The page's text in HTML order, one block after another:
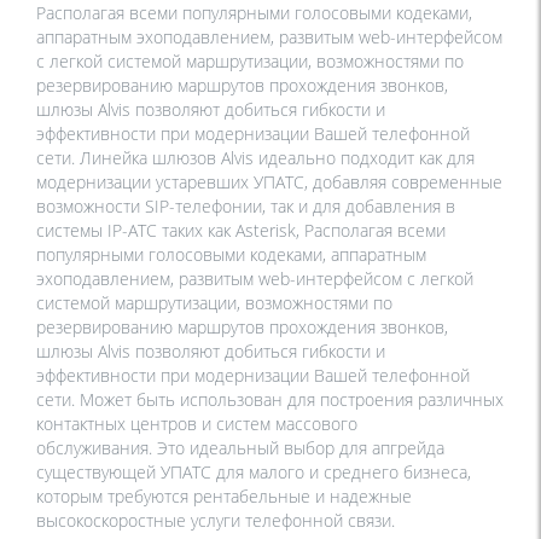
Располагая всеми популярными голосовыми кодеками,
аппаратным эхоподавлением, развитым web-интерфейсом
с легкой системой маршрутизации, возможностями по
резервированию маршрутов прохождения звонков,
шлюзы Alvis позволяют добиться гибкости и
эффективности при модернизации Вашей телефонной
сети. Линейка шлюзов Alvis идеально подходит как для
модернизации устаревших УПАТС, добавляя современные
возможности SIP-телефонии, так и для добавления в
системы IP-АТС таких как Asterisk, Располагая всеми
популярными голосовыми кодеками, аппаратным
эхоподавлением, развитым web-интерфейсом с легкой
системой маршрутизации, возможностями по
резервированию маршрутов прохождения звонков,
шлюзы Alvis позволяют добиться гибкости и
эффективности при модернизации Вашей телефонной
сети. Может быть использован для построения различных
контактных центров и систем массового
обслуживания. Это идеальный выбор для апгрейда
существующей УПАТС для малого и среднего бизнеса,
которым требуются рентабельные и надежные
высокоскоростные услуги телефонной связи.